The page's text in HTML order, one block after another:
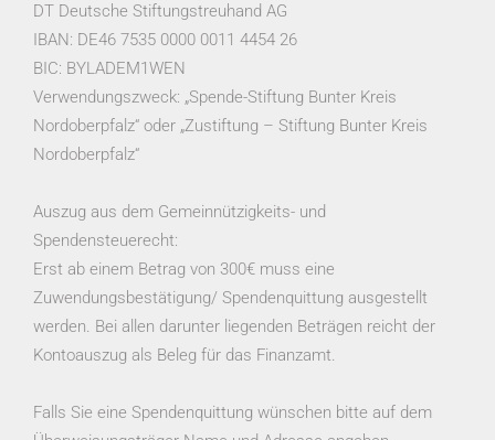
DT Deutsche Stiftungstreuhand AG
IBAN: DE46 7535 0000 0011 4454 26
BIC: BYLADEM1WEN
Verwendungszweck: „Spende-Stiftung Bunter Kreis
Nordoberpfalz“ oder „Zustiftung – Stiftung Bunter Kreis
Nordoberpfalz“
Auszug aus dem Gemeinnützigkeits- und
Spendensteuerecht:
Erst ab einem Betrag von 300€ muss eine
Zuwendungsbestätigung/ Spendenquittung ausgestellt
werden. Bei allen darunter liegenden Beträgen reicht der
Kontoauszug als Beleg für das Finanzamt.
Falls Sie eine Spendenquittung wünschen bitte auf dem